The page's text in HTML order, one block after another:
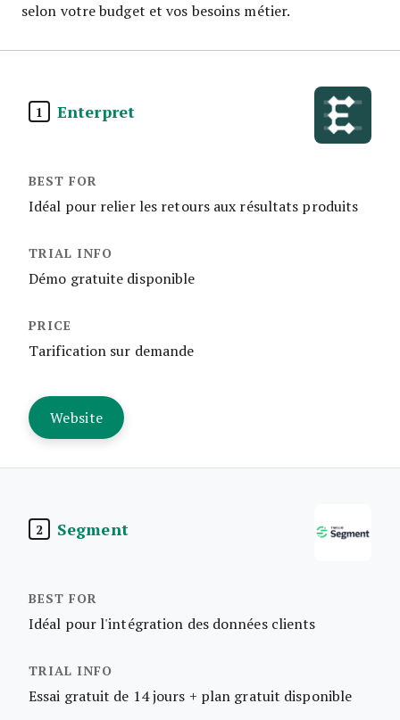
selon votre budget et vos besoins métier.
1 Enterpret
Idéal pour relier les retours aux résultats produits
Démo gratuite disponible
Tarification sur demande
Website
2 Segment
Idéal pour l'intégration des données clients
Essai gratuit de 14 jours + plan gratuit disponible